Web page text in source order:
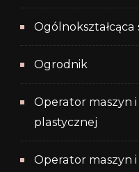
Ogólnokształcąca
Ogrodnik
Operator maszyn
plastycznej
Operator maszyn